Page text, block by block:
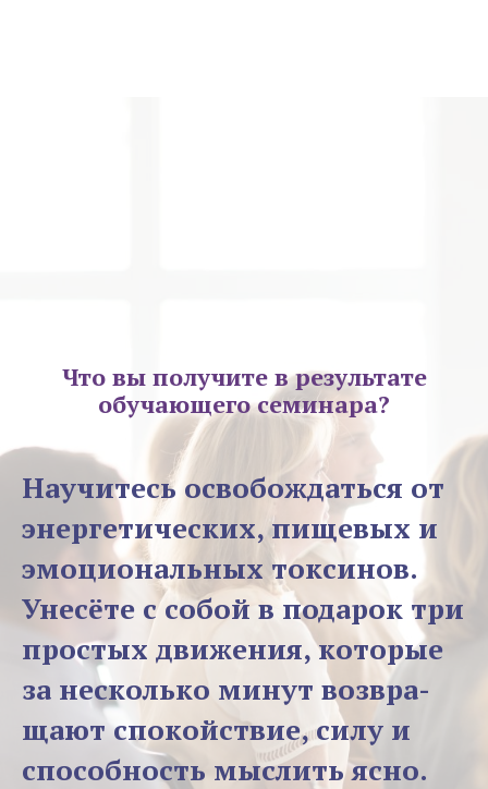
Что вы получите в результате
обучающего семинара?
Научитесь освобождаться от
энергетических, пищевых и
эмоциональных токсинов.
Унесёте с собой в подарок три
простых движения, которые
за несколько минут возвра-
щают спокойствие, силу и
способность мыслить ясно.